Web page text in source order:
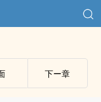
下ー章